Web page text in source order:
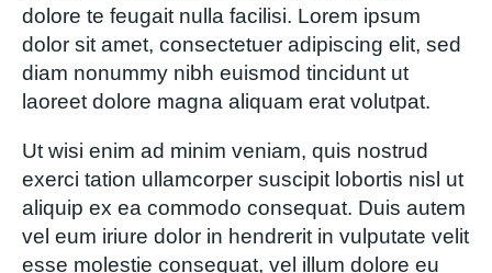
dolore te feugait nulla facilisi. Lorem ipsum
dolor sit amet, consectetuer adipiscing elit, sed
diam nonummy nibh euismod tincidunt ut
laoreet dolore magna aliquam erat volutpat.
Ut wisi enim ad minim veniam, quis nostrud
exerci tation ullamcorper suscipit lobortis nisl ut
aliquip ex ea commodo consequat. Duis autem
vel eum iriure dolor in hendrerit in vulputate velit
esse molestie consequat, vel illum dolore eu